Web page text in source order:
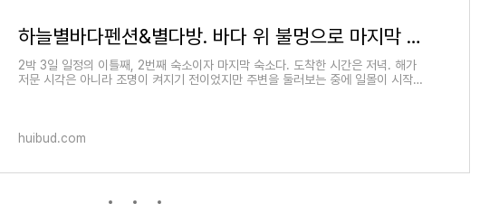
하늘별바다펜션&별다방. 바다 위 불멍으로 마지막 밤을 화끈하게 불사르다!
2박 3일 일정의 이틀째, 2번째 숙소이자 마지막 숙소다. 도착한 시간은 저녁. 해가
저문 시각은 아니라 조명이 켜지기 전이었지만 주변을 둘러보는 중에 일몰이 시작되
huibud.com